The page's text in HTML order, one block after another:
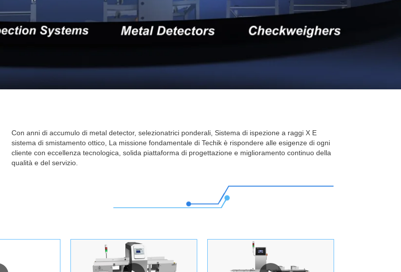
Con anni di accumulo di metal detector, selezionatrici ponderali,Sistema di ispezione a raggi X E
sistema di smistamento ottico , La missione fondamentale di Techik è rispondere alle esigenze di ogni
cliente con eccellenza tecnologica, solida piattaforma di progettazione e miglioramento continuo della
qualità e del servizio.